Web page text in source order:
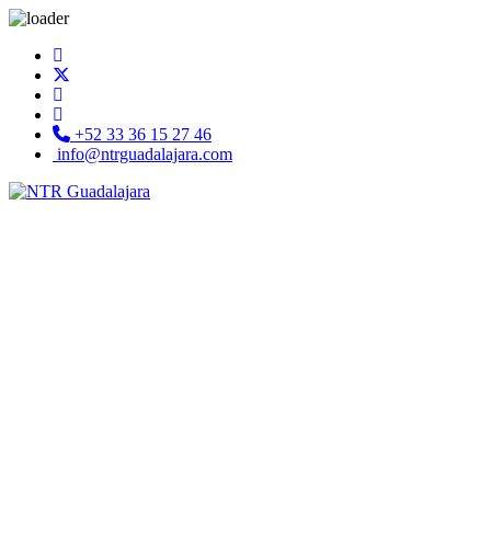
+52 33 36 15 27 46
info@ntrguadalajara.com